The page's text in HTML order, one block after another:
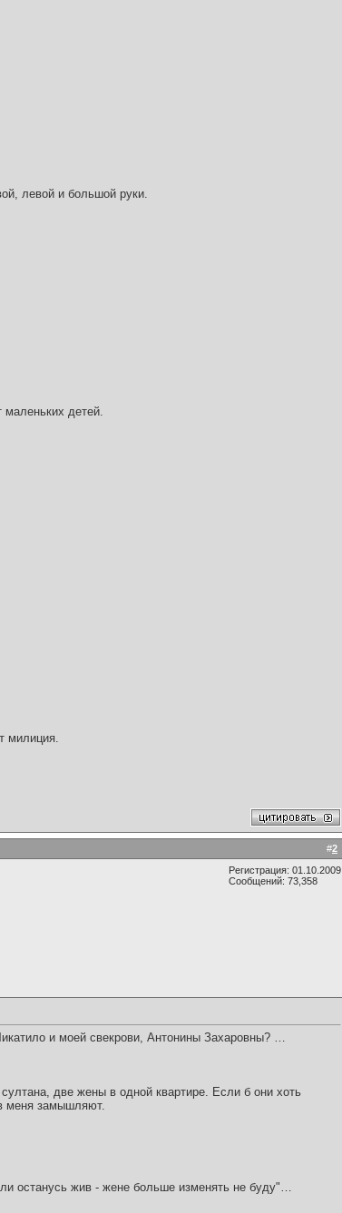
левой и большой руки.
детей.
милиция.
#2
Регистрация: 01.10.2009
Сообщений: 73,358
и моей свекрови, Антонины Захаровны? …
две жены в одной квартире. Если б они хоть
меня замышляют.
останусь жив - жене больше изменять не буду"…